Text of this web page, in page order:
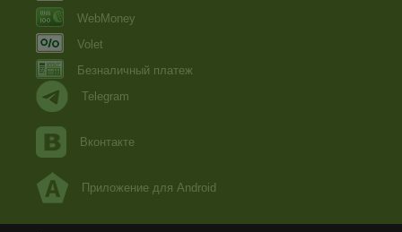
WebMoney
Volet
Безналичный платеж
Telegram
Вконтакте
Приложение для Android